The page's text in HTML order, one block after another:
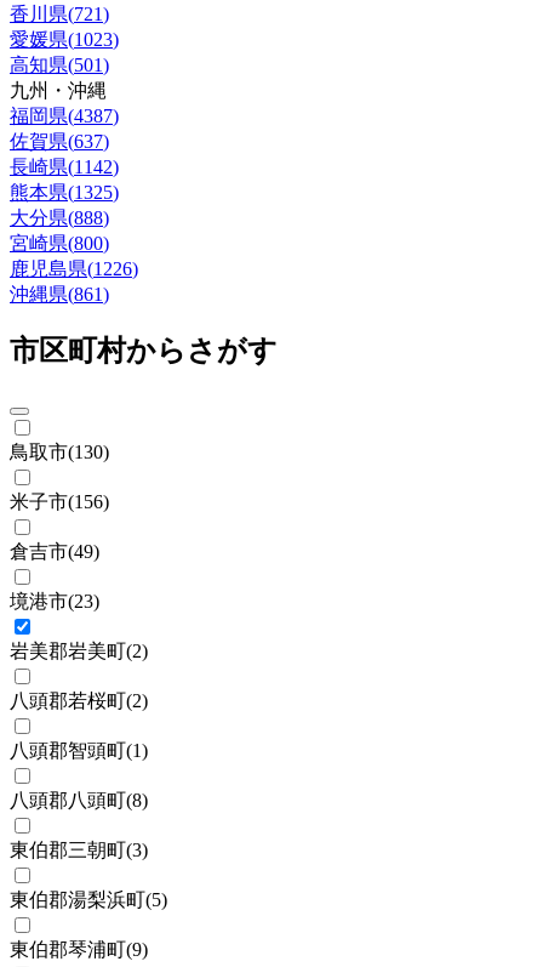
香川県(721)
愛媛県(1023)
高知県(501)
九州・沖縄
福岡県(4387)
佐賀県(637)
長崎県(1142)
熊本県(1325)
大分県(888)
宮崎県(800)
鹿児島県(1226)
沖縄県(861)
市区町村からさがす
鳥取市(130)
米子市(156)
倉吉市(49)
境港市(23)
岩美郡岩美町(2)
八頭郡若桜町(2)
八頭郡智頭町(1)
八頭郡八頭町(8)
東伯郡三朝町(3)
東伯郡湯梨浜町(5)
東伯郡琴浦町(9)